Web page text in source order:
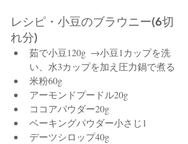
レシピ・小豆のブラウニー(6切
れ分)
茹で小豆120g  →小豆1カップを洗
い、水3カップを加え圧力鍋で煮る
米粉60g
アーモンドプードル20g
ココアパウダー20g
ベーキングパウダー小さじ1
デーツシロップ40g